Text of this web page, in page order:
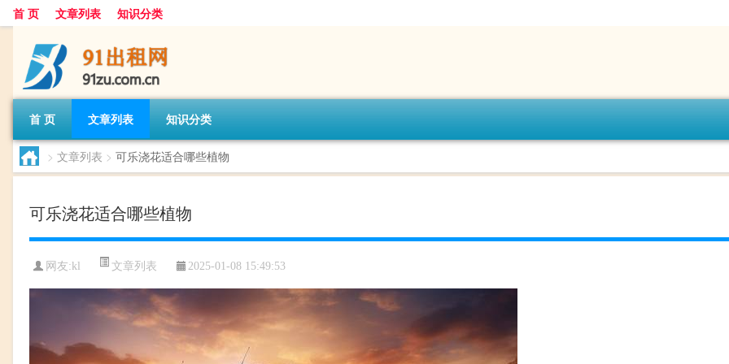
首 页 文章列表 知识分类
首 页 文章列表 知识分类
> 文章列表 > 可乐浇花适合哪些植物
可乐浇花适合哪些植物
网友: kl 文章列表 2025-01-08 15:49:53